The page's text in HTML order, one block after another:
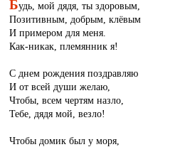
удь, мой дядя, ты здоровым,
Позитивным, добрым, клёвым
И примером для меня.
Как-никак, племянник я!
С днем рождения поздравляю
И от всей души желаю,
Чтобы, всем чертям назло,
Тебе, дядя мой, везло!
Чтобы домик был у моря,